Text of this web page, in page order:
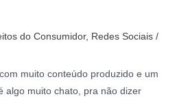
do Consumidor, Redes Sociais /
muito conteúdo produzido e um
algo muito chato, pra não dizer